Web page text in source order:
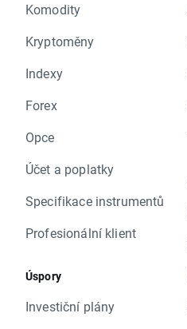
Komodity
Kryptoměny
Indexy
Forex
Opce
Účet a poplatky
Specifikace instrumentů
Profesionální klient
Úspory
Investiční plány